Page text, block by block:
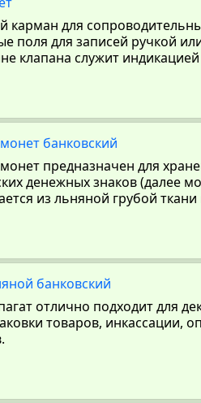
карман для
поля для записей ручкой
клапана служит
банковский
предназначен для
денежных знаков (далее
из льняной грубой
банковский
отлично подходит для
товаров, инкассации,